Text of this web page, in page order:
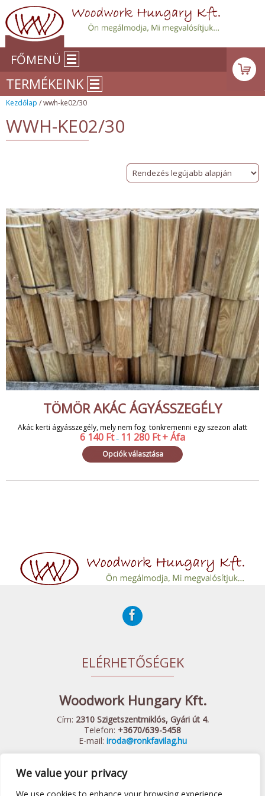
We value your privacy
FŐMENÜ
Kezdőlap / wwh-ke02/30
WWH-KE02/30
TÖMÖR AKÁC ÁGYÁSSZEGÉLY
Akác kerti ágyásszegély, mely nem fog tönkremenni egy szezon alatt
6 140 Ft – 11 280 Ft+ Áfa
Opciók választása
TERMÉKEINK
ELÉRHETŐSÉGEK
Woodwork Hungary Kft.
Cím: 2310 Szigetszentmiklós, Gyári út 4.
Telefon: +3670/639-5458
E-mail: iroda@ronkfavilag.hu
© 2015 Woodwork Hungary Kft. - Minden Jog Fenntartva